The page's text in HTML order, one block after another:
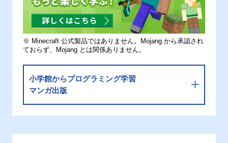
※ Minecraft 公式製品ではありません。Mojang から承認され
ておらず、Mojang とは関係ありません。
小学館からプログラミング学習
マンガ出版